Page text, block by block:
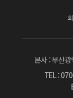
본사 : 부산
TEL :